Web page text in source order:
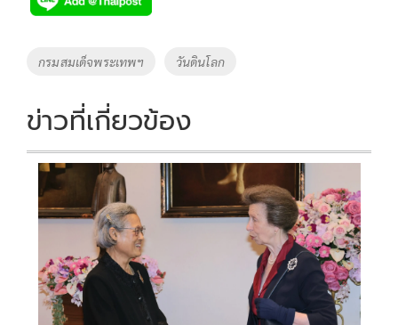
Tags
กรมสมเด็จพระเทพฯ วันดินโลก
ข่าวที่เกี่ยวข้อง